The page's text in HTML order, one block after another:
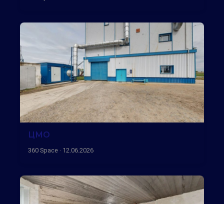
ЦМО
360 Space · 12.06.2026